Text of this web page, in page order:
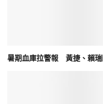
暑期血庫拉警報 黃捷、賴瑞